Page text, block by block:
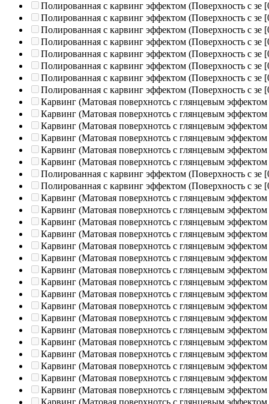
Полированная c карвинг эффектом (Поверхность с зе
Полированная c карвинг эффектом (Поверхность с зе
Полированная c карвинг эффектом (Поверхность с зе
Полированная c карвинг эффектом (Поверхность с зе
Полированная c карвинг эффектом (Поверхность с зе
Полированная c карвинг эффектом (Поверхность с зе
Полированная c карвинг эффектом (Поверхность с зе
Полированная c карвинг эффектом (Поверхность с зе
Карвинг (Матовая поверхнотсь с глянцевым эффектом
Карвинг (Матовая поверхнотсь с глянцевым эффектом
Карвинг (Матовая поверхнотсь с глянцевым эффектом
Карвинг (Матовая поверхнотсь с глянцевым эффектом
Карвинг (Матовая поверхнотсь с глянцевым эффектом
Карвинг (Матовая поверхнотсь с глянцевым эффектом
Полированная c карвинг эффектом (Поверхность с зе
Полированная c карвинг эффектом (Поверхность с зе
Карвинг (Матовая поверхнотсь с глянцевым эффектом
Карвинг (Матовая поверхнотсь с глянцевым эффектом
Карвинг (Матовая поверхнотсь с глянцевым эффектом
Карвинг (Матовая поверхнотсь с глянцевым эффектом
Карвинг (Матовая поверхнотсь с глянцевым эффектом
Карвинг (Матовая поверхнотсь с глянцевым эффектом
Карвинг (Матовая поверхнотсь с глянцевым эффектом
Карвинг (Матовая поверхнотсь с глянцевым эффектом
Карвинг (Матовая поверхнотсь с глянцевым эффектом
Карвинг (Матовая поверхнотсь с глянцевым эффектом
Карвинг (Матовая поверхнотсь с глянцевым эффектом
Карвинг (Матовая поверхнотсь с глянцевым эффектом
Карвинг (Матовая поверхнотсь с глянцевым эффектом
Карвинг (Матовая поверхнотсь с глянцевым эффектом
Карвинг (Матовая поверхнотсь с глянцевым эффектом
Карвинг (Матовая поверхнотсь с глянцевым эффектом
Карвинг (Матовая поверхнотсь с глянцевым эффектом